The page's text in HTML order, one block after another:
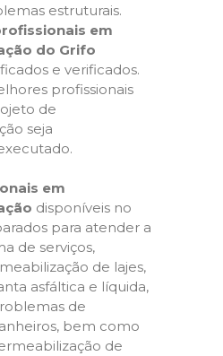
estruturais.
em
do Grifo
e verificados.
profissionais
de
seja
em
disponíveis no
para atender a
de serviços,
de lajes,
asfáltica e líquida,
de
bem como
de